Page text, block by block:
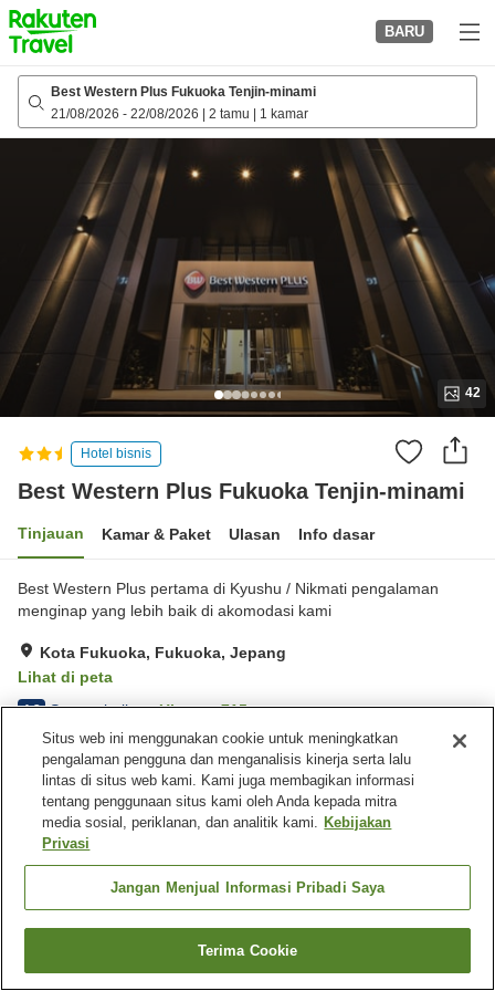
to
top
page
BARU
Best Western Plus Fukuoka Tenjin-minami
21/08/2026 - 22/08/2026 2 tamu 1 kamar
42
Hotel bisnis
Best Western Plus Fukuoka Tenjin-minami
Tinjauan Kamar & Paket Ulasan Info dasar
Best Western Plus pertama di Kyushu / Nikmati pengalaman
menginap yang lebih baik di akomodasi kami
Kota Fukuoka, Fukuoka, Jepang
Lihat di peta
4.2 Sangat baik Ulasan:715
Fasilitas properti
Spa / Salon kecantikan
Restoran
Mesin penjual otomatis
Laundry berbayar
Jepang Fukuoka
Kota Fukuoka
Best Western Plus Fukuoka Tenjin-minami
Cari kamar
Situs web ini menggunakan cookie untuk meningkatkan
pengalaman pengguna dan menganalisis kinerja serta lalu
lintas di situs web kami. Kami juga membagikan informasi
tentang penggunaan situs kami oleh Anda kepada mitra
media sosial, periklanan, dan analitik kami. Kebijakan
Privasi
Jangan Menjual Informasi Pribadi Saya
Terima Cookie